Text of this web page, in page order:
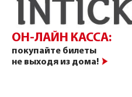
ОН-ЛАЙН КАССА:
покупайте билеты
не выходя из дома!